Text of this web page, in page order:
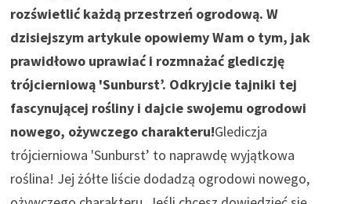
rozświetlić każdą przestrzeń ogrodową. W
dzisiejszym artykule opowiemy Wam o tym, jak
prawidłowo uprawiać i rozmnażać glediczję
trójcierniową 'Sunburst’. Odkryjcie tajniki tej
fascynującej rośliny i dajcie swojemu ogrodowi
nowego, ożywczego charakteru!Glediczja
trójcierniowa 'Sunburst’ to naprawdę wyjątkowa
roślina! Jej żółte liście dodadzą ogrodowi nowego,